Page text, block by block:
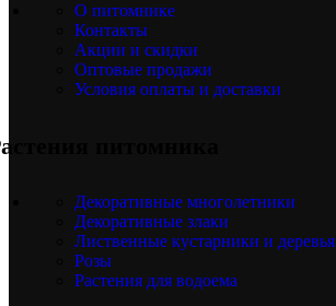
О питомнике
Контакты
Акции и скидки
Оптовые продажи
Условия оплаты и доставки
питомника
Декоративные многолетники
Декоративные злаки
Лиственные кустарники и деревья
Розы
Растения для водоема